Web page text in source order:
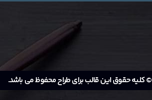
© کلیه حقوق این قالب برای طراح محفوظ می باشد.